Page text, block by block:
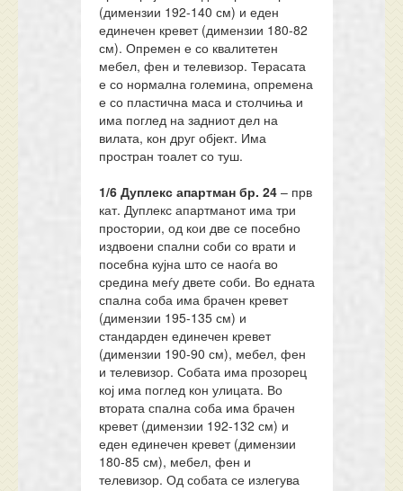
(димензии 192-140 см) и еден
единечен кревет (димензии 180-82
см). Опремен е со квалитетен
мебел, фен и телевизор. Терасата
е со нормална големина, опремена
е со пластична маса и столчиња и
има поглед на задниот дел на
вилата, кон друг објект. Има
простран тоалет со туш.
1/6 Дуплекс апартманбр.24 – прв
кат. Дуплекс апартманот има три
простории, од кои две се посебно
издвоени спални соби со врати и
посебна кујна што се наоѓа во
средина меѓу двете соби. Во едната
спална соба има брачен кревет
(димензии 195-135 см) и
стандарден единечен кревет
(димензии 190-90 см), мебел, фен
и телевизор. Собата има прозорец
кој има поглед кон улицата. Во
втората спална соба има брачен
кревет (димензии 192-132 см) и
еден единечен кревет (димензии
180-85 см), мебел, фен и
телевизор. Од собата се излегува